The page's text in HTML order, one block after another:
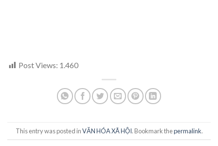
Post Views: 1.460
This entry was posted inVĂN HÓA XÃ HỘI. Bookmark thepermalink.